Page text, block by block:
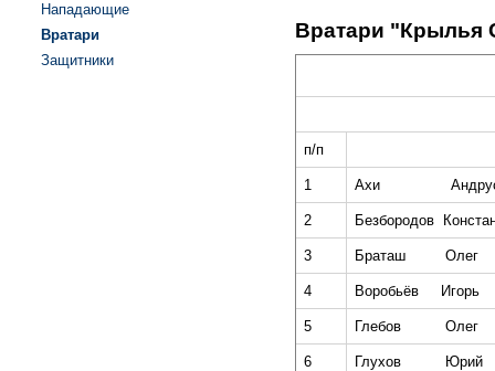
Вратари "Крылья
п/п
1 Ахи
2 Безбородов
3 Браташ Олег
4 Воробьёв Игорь
5 Глебов Олег
6 Глухов Юрий
Нападающие
Вратари
Защитники